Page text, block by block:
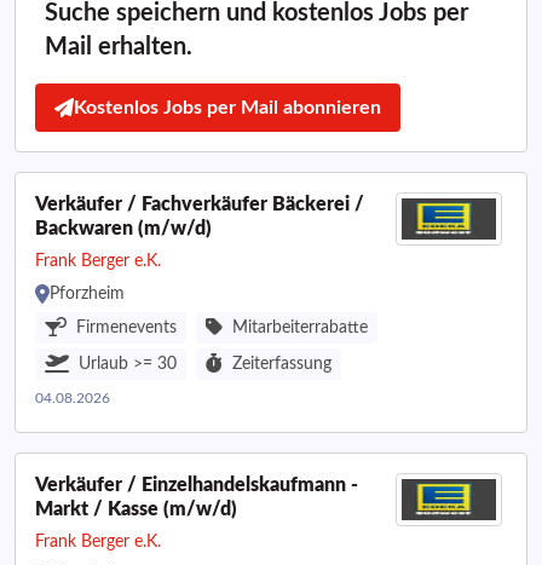
Suche speichern und kostenlos Jobs per
Mail erhalten.
Kostenlos Jobs per Mail abonnieren
Verkäufer / Fachverkäufer Bäckerei /
Backwaren (m/w/d)
Frank Berger e.K.
Pforzheim
Firmenevents
Mitarbeiterrabatte
Urlaub >= 30 Zeiterfassung
04.08.2026
Verkäufer / Einzelhandelskaufmann -
Markt / Kasse (m/w/d)
Frank Berger e.K.